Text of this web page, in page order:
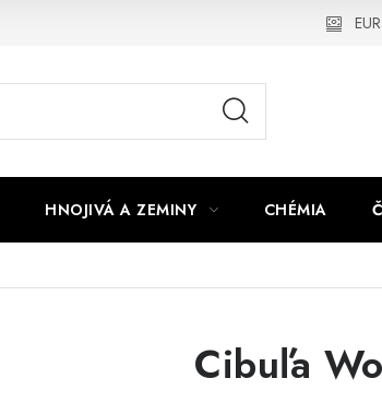
EUR
HNOJIVÁ A ZEMINY CHÉMIA
Cibuľa